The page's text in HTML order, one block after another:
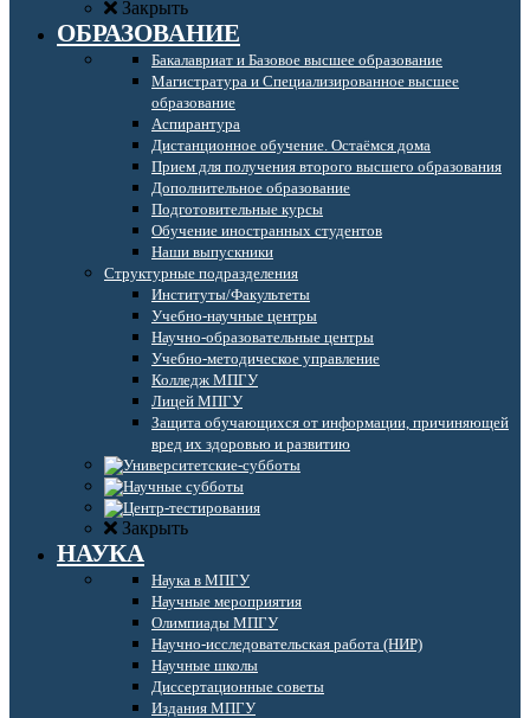
Закрыть
ОБРАЗОВАНИЕ
Бакалавриат и Базовое высшее образование
Магистратура и Специализированное высшее
образование
Аспирантура
Дистанционное обучение. Остаёмся дома
Прием для получения второго высшего образования
Дополнительное образование
Подготовительные курсы
Обучение иностранных студентов
Наши выпускники
Структурные подразделения
Институты/Факультеты
Учебно-научные центры
Научно-образовательные центры
Учебно-методическое управление
Колледж МПГУ
Лицей МПГУ
Защита обучающихся от информации, причиняющей
вред их здоровью и развитию
Закрыть
НАУКА
Наука в МПГУ
Научные мероприятия
Олимпиады МПГУ
Научно-исследовательская работа (НИР)
Научные школы
Диссертационные советы
Издания МПГУ